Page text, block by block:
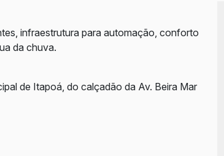
infraestrutura para automação, conforto
da chuva.
de Itapoá, do calçadão da Av. Beira Mar